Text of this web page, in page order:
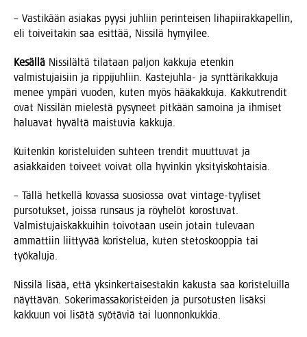
– Vas­ti­kään asia­kas pyy­si juh­liin perin­tei­sen liha­pii­rak­ka­pel­lin,
eli toi­vei­ta­kin saa esit­tää, Nis­si­lä hymyilee.
Kesäl­lä Nis­si­läl­tä tila­taan pal­jon kak­ku­ja eten­kin
val­mis­tu­jai­siin ja rip­pi­juh­liin. Kas­te­juh­la- ja synt­tä­ri­kak­ku­ja
menee ympä­ri vuo­den, kuten myös hää­kak­ku­ja. Kak­kut­ren­dit
ovat Nis­si­län mie­les­tä pysy­neet pit­kään samoi­na ja ihmi­set
halua­vat hyväl­tä mais­tu­via kakkuja.
Kui­ten­kin koris­te­lui­den suh­teen tren­dit muut­tu­vat ja
asiak­kai­den toi­veet voi­vat olla hyvin­kin yksityiskohtaisia.
– Täl­lä het­kel­lä kovas­sa suo­sios­sa ovat vin­ta­ge-tyy­li­set
pur­so­tuk­set, jois­sa run­saus ja röy­he­löt koros­tu­vat.
Val­mis­tu­jais­kak­kui­hin toi­vo­taan usein jotain tule­vaan
ammat­tiin liit­ty­vää koris­te­lua, kuten ste­tos­koop­pia tai
työkaluja.
Nis­si­lä lisää, että yksin­ker­tai­ses­ta­kin kakus­ta saa koris­te­luil­la
näyt­tä­vän. Soke­ri­mas­sa­ko­ris­tei­den ja pur­so­tus­ten lisäk­si
kak­kuun voi lisä­tä syö­tä­viä tai luonnonkukkia.